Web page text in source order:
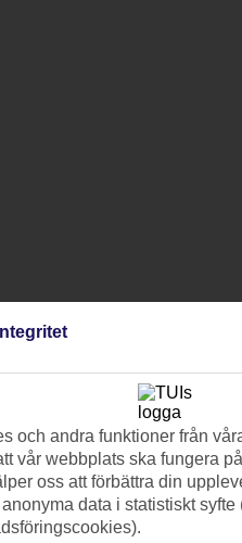
och andra funktioner från
vår webbplats ska fungera
oss att förbättra din
data i statistiskt